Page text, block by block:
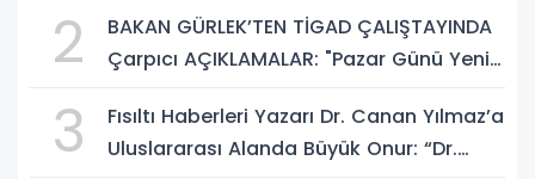
2
BAKAN GÜRLEK’TEN TİGAD ÇALIŞTAYINDA
Çarpıcı AÇIKLAMALAR: "Pazar Günü Yeni
3
Fısıltı Haberleri Yazarı Dr. Canan Yılmaz’a
Uluslararası Alanda Büyük Onur: “Dr.